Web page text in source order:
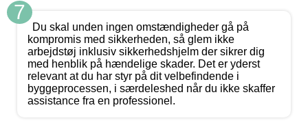
7
Du skal unden ingen omstændigheder gå på
kompromis med sikkerheden, så glem ikke
arbejdstøj inklusiv sikkerhedshjelm der sikrer dig
med henblik på hændelige skader. Det er yderst
relevant at du har styr på dit velbefindende i
byggeprocessen, i særdeleshed når du ikke skaffer
assistance fra en professionel.